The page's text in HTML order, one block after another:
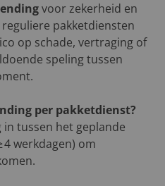
voor zekerheid en
pakketdiensten
op schade, vertraging of
speling tussen
per pakketdienst?
tussen het geplande
werkdagen) om